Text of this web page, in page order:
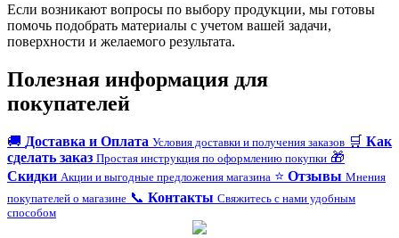
Если возникают вопросы по выбору продукции, мы готовы
помочь подобрать материалы с учетом вашей задачи,
поверхности и желаемого результата.
Полезная информация для
покупателей
🚚 Доставка и Оплата Условия доставки и получения заказов 🛒 Как
сделать заказ Простая инструкция по оформлению покупки 🎁
Скидки Акции и выгодные предложения магазина ⭐ Отзывы Мнения
покупателей о магазине 📞 Контакты Свяжитесь с нами удобным
способом